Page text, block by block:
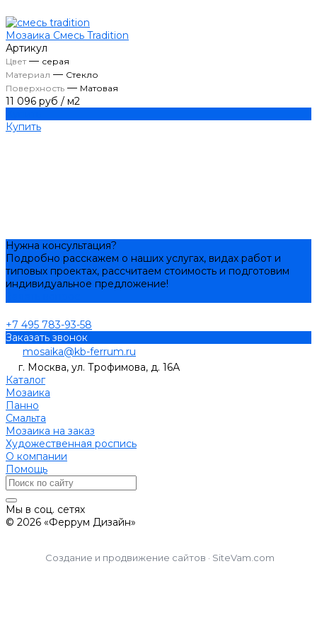
Мозаика Смесь Tradition
Артикул
Цвет— серая
Материал — Стекло
Поверхность — Матовая
11 096 руб / м2
Купить
Нужна консультация?
Подробно расскажем о наших услугах, видах работ и
типовых проектах, рассчитаем стоимость и подготовим
индивидуальное предложение!
+7 495 783-93-58
Заказать звонок
mosaika@kb-ferrum.ru
г. Москва, ул. Трофимова, д. 16А
Каталог
Мозаика
Панно
Смальта
Мозаика на заказ
Художественная роспись
О компании
Помощь
Мы в соц. сетях
© 2026 «Феррум Дизайн»
Создание и продвижение сайтов · SiteVam.com